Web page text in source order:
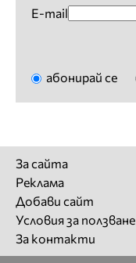
E-mail
абонирай се
За сайта
Реклама
Добави сайт
Условия за ползване
За контакти